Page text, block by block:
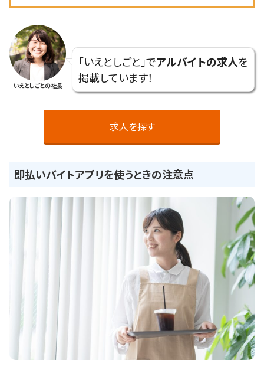
いえとしごとの社長
「いえとしごと」でアルバイトの求人を
掲載しています！
求人を探す
即払いバイトアプリを使うときの注意点